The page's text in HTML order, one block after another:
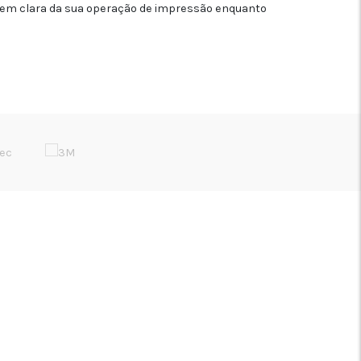
clara da sua operação de impressão enquanto